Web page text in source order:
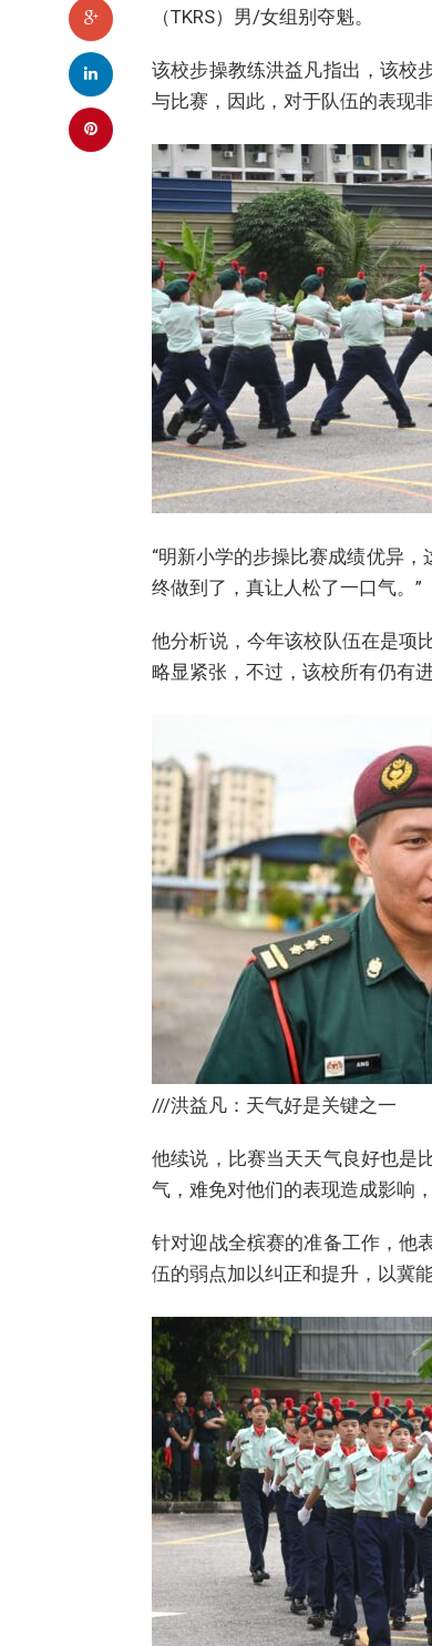
（TKRS）男/女组别夺魁。
该校步操教练洪益凡指出，该校
与比赛，因此，对于队伍的表现
“明新小学的步操比赛成绩优异
终做到了，真让人松了一口气。”
他分析说，今年该校队伍在是项
略显紧张，不过，该校所有仍有进
///洪益凡：天气好是关键之一
他续说，比赛当天天气良好也是
气，难免对他们的表现造成影响
针对迎战全槟赛的准备工作，他
伍的弱点加以纠正和提升，以冀